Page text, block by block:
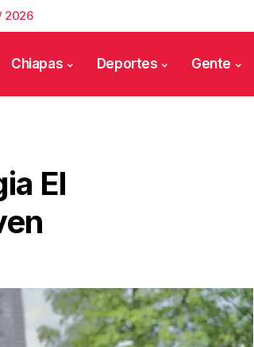
2026
Chiapas Deportes Gente
El